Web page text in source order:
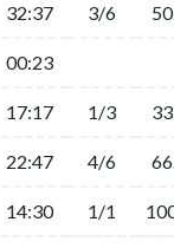
32:37 3/6
00:23
17:17 1/3
22:47 4/6
14:30 1/1
32:37 3/6
00:23
17:17 1/3
22:47 4/6
14:30 1/1